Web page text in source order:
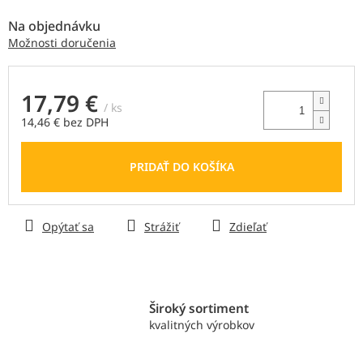
Na objednávku
Možnosti doručenia
17,79 € / ks
14,46 € bez DPH
Jednotková
PRIDAŤ DO KOŠÍKA
Opýtať sa Strážiť Zdieľať
Široký sortiment
kvalitných výrobkov